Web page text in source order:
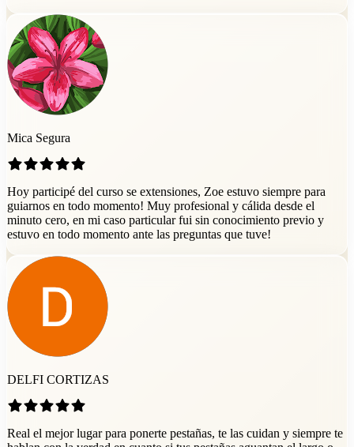
Mica Segura
Hoy participé del curso se extensiones, Zoe estuvo siempre para
guiarnos en todo momento! Muy profesional y cálida desde el
minuto cero, en mi caso particular fui sin conocimiento previo y
estuvo en todo momento ante las preguntas que tuve!
DELFI CORTIZAS
Real el mejor lugar para ponerte pestañas, te las cuidan y siempre te